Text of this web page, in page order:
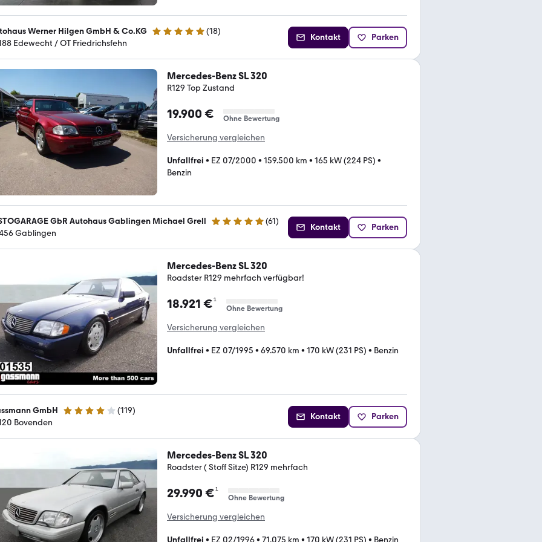
Werner Hilgen GmbH & Co.KG 5 Sterne (18)
Edewecht / OT Friedrichsfehn
Kontakt Parken
Mercedes-Benz SL 320
R129 Top Zustand
19.900 € Ohne Bewertung
Versicherung vergleichen
Unfallfrei • EZ 07/2000 • 159.500 km • 165 kW (224 PS) •
Benzin
GbR Autohaus Gablingen Michael Grell 5 Sterne (61)
Gablingen
Kontakt Parken
Mercedes-Benz SL 320
Roadster R129 mehrfach verfügbar!
18.921 €¹
Ohne Bewertung
Versicherung vergleichen
Unfallfrei • EZ 07/1995 • 69.570 km • 170 kW (231 PS) • Benzin
GmbH 3.9 Sterne (119)
Bovenden
Kontakt Parken
Mercedes-Benz SL 320
Roadster ( Stoff Sitze) R129 mehrfach
29.990 €¹
Ohne Bewertung
Versicherung vergleichen
Unfallfrei • EZ 02/1996• 71.075 km • 170 kW (231 PS) • Benzin